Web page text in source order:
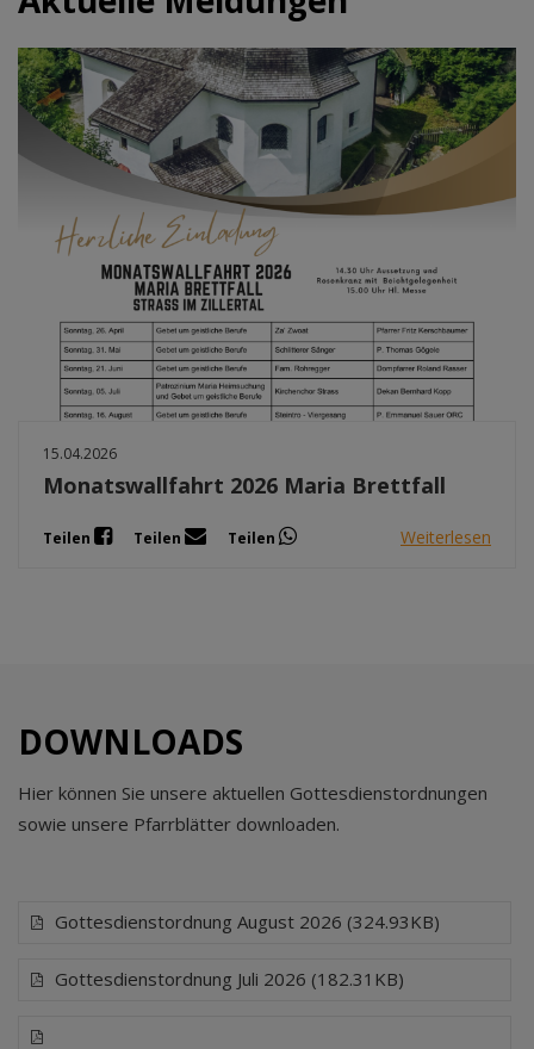
15.04.2026
Monatswallfahrt 2026 Maria Brettfall
Teilen Teilen Teilen Weiterlesen
DOWNLOADS
Hier können Sie unsere aktuellen Gottesdienstordnungen
sowie unsere Pfarrblätter downloaden.
Gottesdienstordnung August 2026 (324.93KB)
Gottesdienstordnung Juli 2026 (182.31KB)